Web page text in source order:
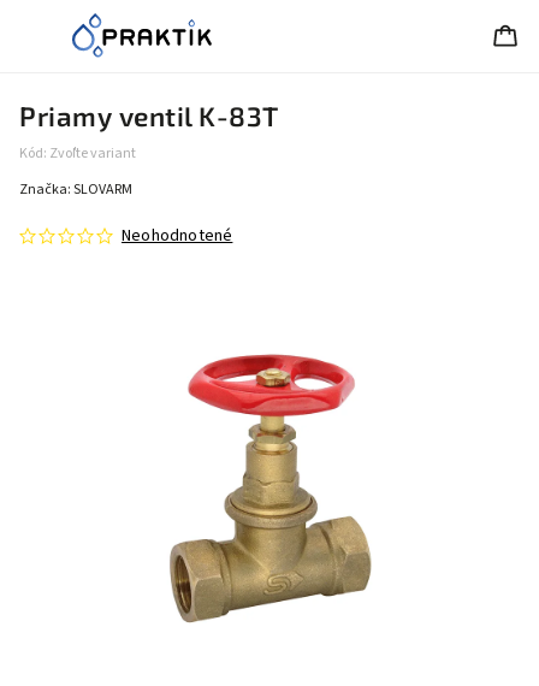
Priamy ventil K-83T
Kód: Zvoľte variant
Neohodnotené
Značka:SLOVARM